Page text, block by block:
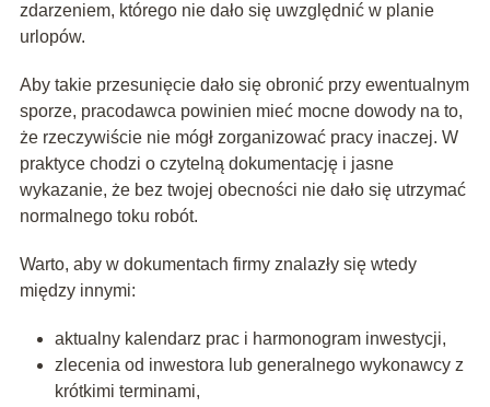
zdarzeniem, którego nie dało się uwzględnić w planie
urlopów.
Aby takie przesunięcie dało się obronić przy ewentualnym
sporze, pracodawca powinien mieć mocne dowody na to,
że rzeczywiście nie mógł zorganizować pracy inaczej. W
praktyce chodzi o czytelną dokumentację i jasne
wykazanie, że bez twojej obecności nie dało się utrzymać
normalnego toku robót.
Warto, aby w dokumentach firmy znalazły się wtedy
między innymi:
aktualny kalendarz prac i harmonogram inwestycji,
zlecenia od inwestora lub generalnego wykonawcy z
krótkimi terminami,